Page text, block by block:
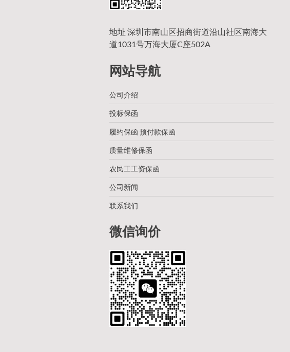
地址 深圳市南山区招商街道沿山社区南海大
道1031号万海大厦C座502A
网站导航
公司介绍
投标保函
履约保函 预付款保函
质量维修保函
农民工工资保函
公司新闻
联系我们
微信询价